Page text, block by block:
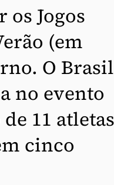
os Jogos
(em
O Brasil
no evento
11
cinco